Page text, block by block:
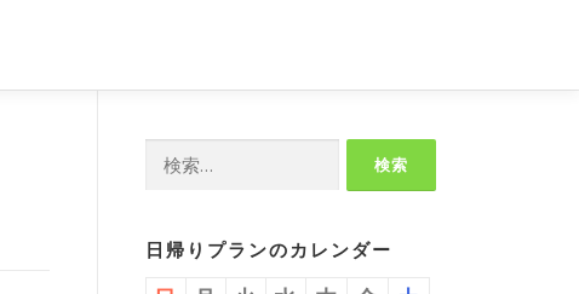
日帰りプランのカレンダー